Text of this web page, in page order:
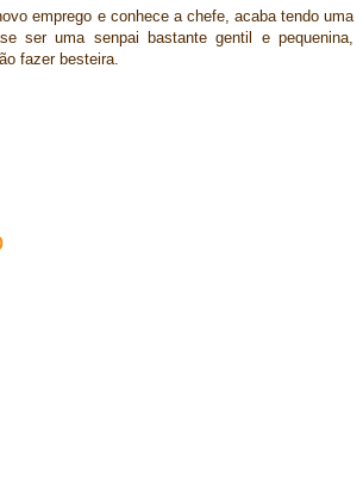
emprego e conhece a chefe, acaba tendo uma
ser uma senpai bastante gentil e pequenina,
fazer besteira.